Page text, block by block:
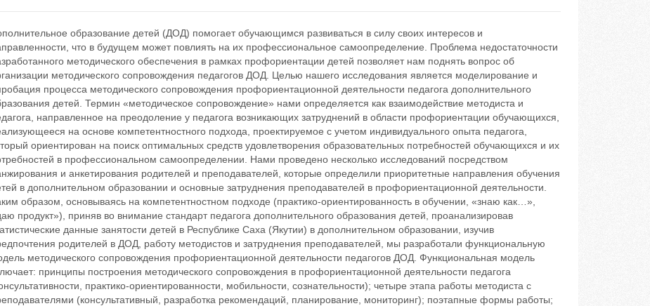
образование детей (ДОД) помогает обучающимся развиваться в силу своих интересов и
что в будущем может повлиять на их профессиональное самоопределение. Проблема недостаточности
методического обеспечения в рамках профориентации детей позволяет нам поднять вопрос об
методического сопровождения педагогов ДОД. Целью нашего исследования является моделирование и
процесса методического сопровождения профориентационной деятельности педагога дополнительного
детей. Термин «методическое сопровождение» нами определяется как взаимодействие методиста и
направленное на преодоление у педагога возникающих затруднений в области профориентации обучающихся,
на основе компетентностного подхода, проектируемое с учетом индивидуального опыта педагога,
ориентирован на поиск оптимальных средств удовлетворения образовательных потребностей обучающихся и их
в профессиональном самоопределении. Нами проведено несколько исследований посредством
и анкетирования родителей и преподавателей, которые определили приоритетные направления обучения
в дополнительном образовании и основные затруднения преподавателей в профориентационной деятельности.
образом, основываясь на компетентностном подходе (практико-ориентированность в обучении, «знаю как…»,
продукт»), приняв во внимание стандарт педагога дополнительного образования детей, проанализировав
данные занятости детей в Республике Саха (Якутии) в дополнительном образовании, изучив
родителей в ДОД, работу методистов и затруднения преподавателей, мы разработали функциональную
методического сопровождения профориентационной деятельности педагогов ДОД. Функциональная модель
принципы построения методического сопровождения в профориентационной деятельности педагога
практико-ориентированности, мобильности, сознательности); четыре этапа работы методиста с
(консультативный, разработка рекомендаций, планирование, мониторинг); поэтапные формы работы;